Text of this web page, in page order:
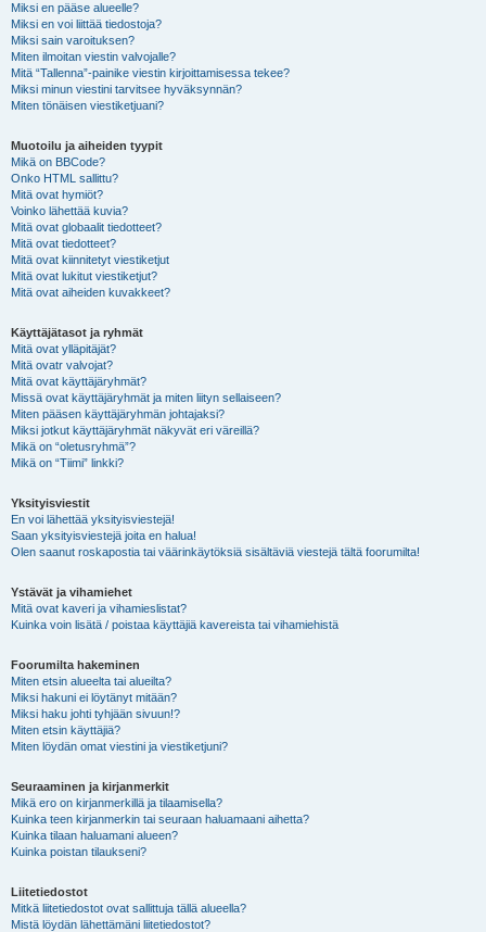
Miksi en pääse alueelle?
Miksi en voi liittää tiedostoja?
Miksi sain varoituksen?
Miten ilmoitan viestin valvojalle?
Mitä “Tallenna”-painike viestin kirjoittamisessa tekee?
Miksi minun viestini tarvitsee hyväksynnän?
Miten tönäisen viestiketjuani?
Muotoilu ja aiheiden tyypit
Mikä on BBCode?
Onko HTML sallittu?
Mitä ovat hymiöt?
Voinko lähettää kuvia?
Mitä ovat globaalit tiedotteet?
Mitä ovat tiedotteet?
Mitä ovat kiinnitetyt viestiketjut
Mitä ovat lukitut viestiketjut?
Mitä ovat aiheiden kuvakkeet?
Käyttäjätasot ja ryhmät
Mitä ovat ylläpitäjät?
Mitä ovatr valvojat?
Mitä ovat käyttäjäryhmät?
Missä ovat käyttäjäryhmät ja miten liityn sellaiseen?
Miten pääsen käyttäjäryhmän johtajaksi?
Miksi jotkut käyttäjäryhmät näkyvät eri väreillä?
Mikä on “oletusryhmä”?
Mikä on “Tiimi” linkki?
Yksityisviestit
En voi lähettää yksityisviestejä!
Saan yksityisviestejä joita en halua!
Olen saanut roskapostia tai väärinkäytöksiä sisältäviä viestejä tältä foorumilta!
Ystävät ja vihamiehet
Mitä ovat kaveri ja vihamieslistat?
Kuinka voin lisätä / poistaa käyttäjiä kavereista tai vihamiehistä
Foorumilta hakeminen
Miten etsin alueelta tai alueilta?
Miksi hakuni ei löytänyt mitään?
Miksi haku johti tyhjään sivuun!?
Miten etsin käyttäjiä?
Miten löydän omat viestini ja viestiketjuni?
Seuraaminen ja kirjanmerkit
Mikä ero on kirjanmerkillä ja tilaamisella?
Kuinka teen kirjanmerkin tai seuraan haluamaani aihetta?
Kuinka tilaan haluamani alueen?
Kuinka poistan tilaukseni?
Liitetiedostot
Mitkä liitetiedostot ovat sallittuja tällä alueella?
Mistä löydän lähettämäni liitetiedostot?